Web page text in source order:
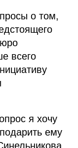
о том,
всего
я хочу
ему